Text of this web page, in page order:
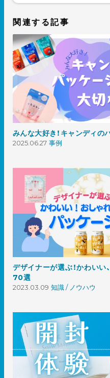
関連する記事
みんな大好き！キャンディの
2025.06.27 事例
デザイナーが選ぶ！かわい
70選
2023.03.09 知識 / ノウハウ